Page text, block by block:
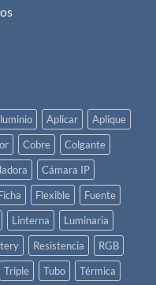
Aplicar
Aplique
Cobre
Colgante
Cámara IP
Flexible
Fuente
Linterna
Luminaria
Resistencia
RGB
Triple Tubo
Térmica